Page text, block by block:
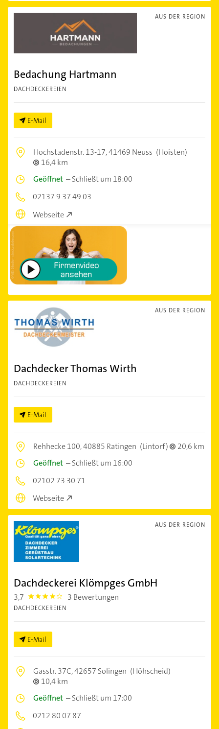
AUS DER REGION
Bedachung Hartmann
DACHDECKEREIEN
E-Mail
Hochstadenstr. 13-17,41469 Neuss (Hoisten)
16,4 km
Geöffnet –Schließt um 18:00
02137 9 37 49 03
Webseite
AUS DER REGION
Dachdecker Thomas Wirth
DACHDECKEREIEN
E-Mail
Rehhecke 100,40885 Ratingen (Lintorf)
20,6 km
Geöffnet –Schließt um 16:00
02102 73 30 71
Webseite
AUS DER REGION
Dachdeckerei Klömpges GmbH
3,7 3.7 3 Bewertungen
DACHDECKEREIEN
E-Mail
Gasstr. 37C,42657 Solingen (Höhscheid)
10,4 km
Geöffnet –Schließt um 17:00
0212 80 07 87